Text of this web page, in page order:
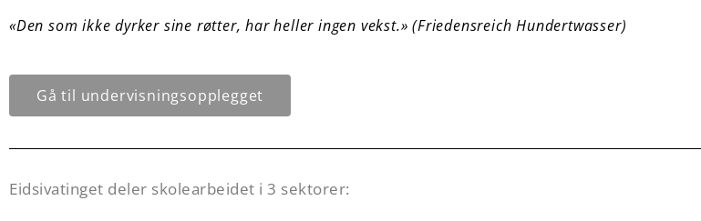
«Den som ikke dyrker sine røtter, har heller ingen vekst.» (Friedensreich Hundertwasser)
Gå til undervisningsopplegget
Eidsivatinget deler skolearbeidet i 3 sektorer: